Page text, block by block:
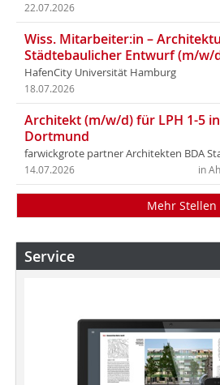
22.07.2026
Wiss. Mitarbeiter:in –
Städtebaulicher Entwurf (m/w/
HafenCity Universität Hamburg
18.07.2026
Architekt (m/w/d) für LPH 1-5
Dortmund
farwickgrote partner Architekten BDA
in
14.07.2026
Mehr Stellen
Service